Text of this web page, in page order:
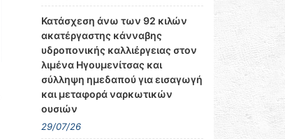
Κατάσχεση άνω των 92 κιλών
ακατέργαστης κάνναβης
υδροπονικής καλλιέργειας στον
λιμένα Ηγουμενίτσας και
σύλληψη ημεδαπού για εισαγωγή
και μεταφορά ναρκωτικών
ουσιών
29/07/26